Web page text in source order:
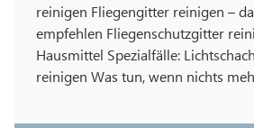
reinigen Fliegengitter reinigen –
empfehlen Fliegenschutzgitter
Hausmittel Spezialfälle:
reinigen Was tun, wenn nichts